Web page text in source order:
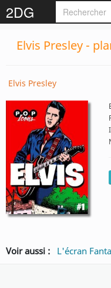
2DG
Elvis Presley -
Elvis Presley
Voir aussi : L'écran